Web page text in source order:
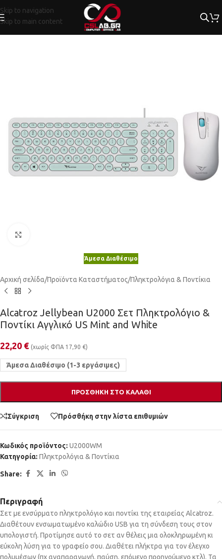
Skip to navigation
Skip to main content
Άμεσα Διαθέσιμο
Αρχική σελίδα/Προϊόντα Καταστήματος/Πληκτρολόγια & Ποντίκια
Alcatroz Jellybean U2000 Σετ Πληκτρολόγιο &
Ποντίκι Αγγλικό US Mint and White
22,20 € (χωρίς ΦΠΑ 17,90 €)
Άμεσα Διαθέσιμο (1-3 εργάσιμες)
ΠΡΟΣΘΉΚΗ ΣΤΟ ΚΑΛΆΘΙ
Σύγκριση Πρόσθήκη στην λίστα επιθυμιών
Κωδικός προϊόντος: U2000WM
Κατηγορία: Πληκτρολόγια & Ποντίκια
Share:
Περιγραφή
Σετ με ενσύρματο πληκτρολόγιο και ποντίκι της εταιρείας Alcatroz.
Διαθέτουν ενσωματωμένο καλώδιο USB για τη σύνδεση τους στον
υπολογιστή. Προτίμησε αυτό το σετ αν θέλεις μια ολοκληρωμένη κι
εύκολη λύση για το γραφείο σου. Διαθέτει πλήκτρα για τον έλεγχο
πολυμέσων (πχ αναπαραγωγή, παύση, επόμενο προηγούμενο κτλ). Τα